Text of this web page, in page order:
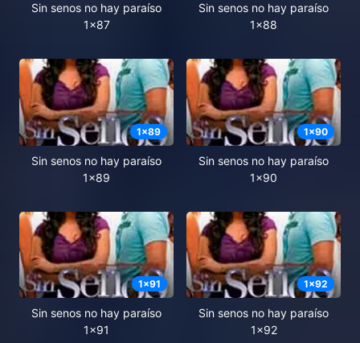
Sin senos no hay paraíso
1x87
Sin senos no hay paraíso
1x88
1x89
Sin senos no hay paraíso
1x89
1x90
Sin senos no hay paraíso
1x90
1x91
Sin senos no hay paraíso
1x91
1x92
Sin senos no hay paraíso
1x92